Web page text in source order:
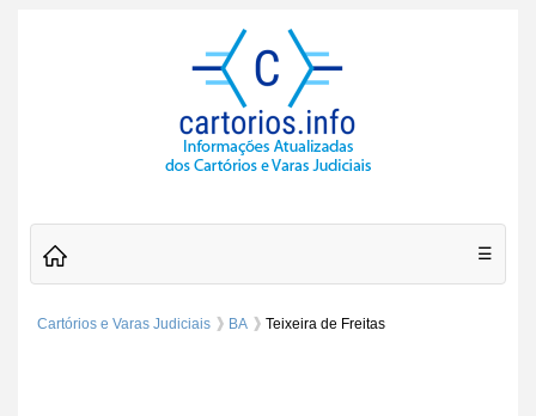
☰
Cartórios e Varas Judiciais BA Teixeira de Freitas